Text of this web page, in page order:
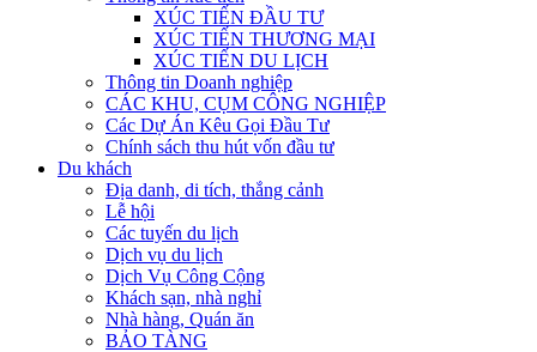
XÚC TIẾN ĐẦU TƯ
XÚC TIẾN THƯƠNG MẠI
XÚC TIẾN DU LỊCH
Thông tin Doanh nghiệp
CÁC KHU, CỤM CÔNG NGHIỆP
Các Dự Án Kêu Gọi Đầu Tư
Chính sách thu hút vốn đầu tư
Du khách
Địa danh, di tích, thắng cảnh
Lễ hội
Các tuyến du lịch
Dịch vụ du lịch
Dịch Vụ Công Cộng
Khách sạn, nhà nghỉ
Nhà hàng, Quán ăn
BẢO TÀNG